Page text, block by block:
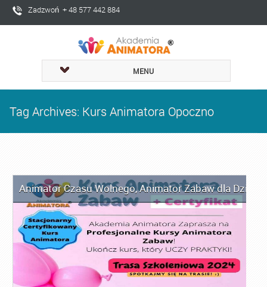
Zadzwoń + 48 577 442 884
MENU
Tag Archives: Kurs Animatora Opoczno
Animator Czasu Wolnego,Animator Zabaw dla Dzieci